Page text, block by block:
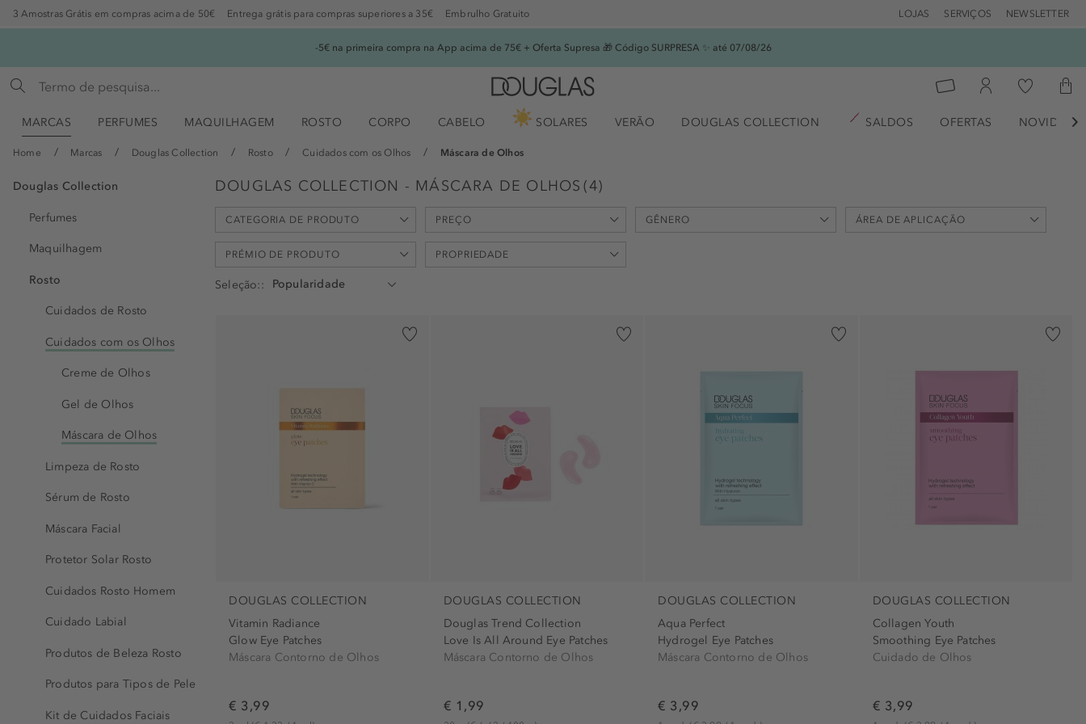
3 Amostras Grátis em compras acima de 50€ Entrega grátis para compras superiores a 35€ Embrulho Gratuito LOJAS SERVIÇOS NEWSLETTER
-5€ na primeira compra na App acima de 75€ + Oferta Supresa 🎁 Código SURPRESA ✨ até 07/08/26
MARCAS PERFUMES MAQUILHAGEM ROSTO CORPO CABELO SOLARES VERÃO DOUGLAS COLLECTION SALDOS OFERTAS 
Home Marcas Douglas Collection Rosto Cuidados com os Olhos Máscara de Olhos
Douglas Collection
Perfumes
Maquilhagem
Rosto
Cuidados de Rosto
Cuidados com os Olhos
Creme de Olhos
Gel de Olhos
Máscara de Olhos
Limpeza de Rosto
Sérum de Rosto
Máscara Facial
Protetor Solar Rosto
Cuidados Rosto Homem
Cuidado Labial
Produtos de Beleza Rosto
Produtos para Tipos de Pele
Kit de Cuidados Faciais
DOUGLAS COLLECTION - MÁSCARA DE OLHOS (4)
CATEGORIA DE PRODUTO
Máscara Contorno de Olhos (3)
PREÇO
-
GÊNERO ÁREA DE APLICAÇÃO
PRÉMIO DE PRODUTO PROPRIEDADE
consolidante (1)
hidratante (2)
inspirador (1)
Seleção:
DOUGLAS COLLECTION
Vitamin Radiance
Glow Eye Patches
Máscara Contorno de Olhos
€ 3,99
DOUGLAS COLLECTION
Douglas Trend Collection
Love Is All Around Eye Patches
Máscara Contorno de Olhos
€ 1,99
DOUGLAS COLLECTION
Aqua Perfect
Hydrogel Eye Patches
Máscara Contorno de Olhos
€ 3,99
DOUGLAS COLLECTION
Collagen Youth
Smoothing Eye Patches
Cuidado de Olhos
€ 3,99